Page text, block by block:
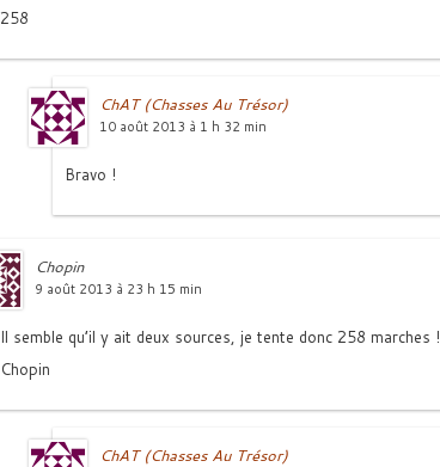
258
ChAT (Chasses Au Trésor)
10 août 2013 à 1 h 32 min
Bravo !
Chopin
9 août 2013 à 23 h 15 min
Il semble qu’il y ait deux sources, je tente donc 258 marches !
Chopin
ChAT (Chasses Au Trésor)